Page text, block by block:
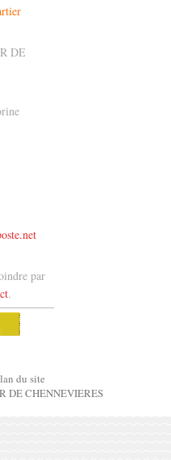
DE
par
.
du site
DE CHENNEVIERES